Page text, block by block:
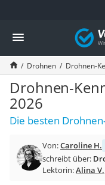
Die beliebtesten
Elektronik
Powerstation
Monitor 32 Zoll 4K
Fernseher
Drucker
Desktop-PC
Monitor
Laser-
Powerline-Adapter
Powerstation mit
Vergleich
Drohnen Drohnen-
Drohnen-
2026
Die besten
Von:Caroline H.
schreibt über:
Lektorin:Alina V.